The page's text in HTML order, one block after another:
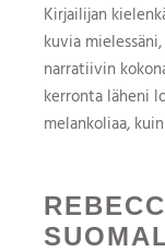
Kirjailijan
kuvia
narratiivin
kerronta läheni
melankoliaa,